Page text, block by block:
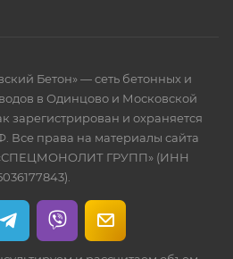
Бетон» — сеть бетонных и
в Одинцово и Московской
зарегистрирован и охраняется
Все права на материалы сайта
ГРУПП» (ИНН